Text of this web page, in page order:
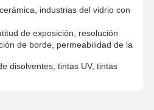
industrias del vidrio con
de exposición, resolución
de borde, permeabilidad de la
disolventes, tintas UV, tintas